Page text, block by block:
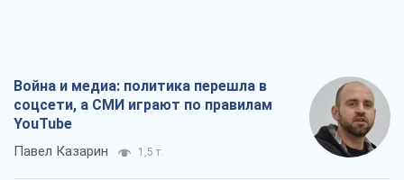
Война и медиа: политика перешла в
соцсети, а СМИ играют по правилам
YouTube
Павел Казарин 1,5 т.